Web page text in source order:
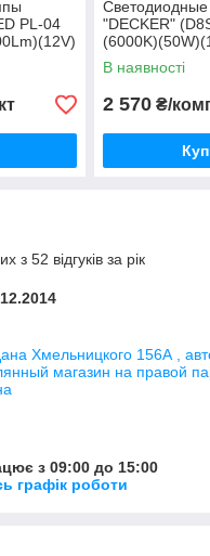
PL-04
"DECKER"
В наявності
2 570 ₴/
з 52 відгуків за рік
Хмельницкого 156А ,
магазин на правой
з 09:00 до 15:00
графік роботи